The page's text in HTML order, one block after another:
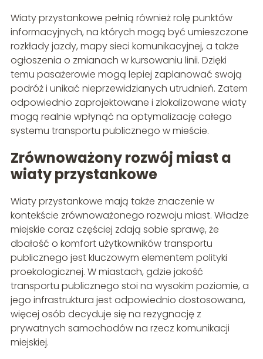
Wiaty przystankowe pełnią również rolę punktów
informacyjnych, na których mogą być umieszczone
rozkłady jazdy, mapy sieci komunikacyjnej, a także
ogłoszenia o zmianach w kursowaniu linii. Dzięki
temu pasażerowie mogą lepiej zaplanować swoją
podróż i unikać nieprzewidzianych utrudnień. Zatem
odpowiednio zaprojektowane i zlokalizowane wiaty
mogą realnie wpłynąć na optymalizację całego
systemu transportu publicznego w mieście.
Zrównoważony rozwój miast a
wiaty przystankowe
Wiaty przystankowe mają także znaczenie w
kontekście zrównoważonego rozwoju miast. Władze
miejskie coraz częściej zdają sobie sprawę, że
dbałość o komfort użytkowników transportu
publicznego jest kluczowym elementem polityki
proekologicznej. W miastach, gdzie jakość
transportu publicznego stoi na wysokim poziomie, a
jego infrastruktura jest odpowiednio dostosowana,
więcej osób decyduje się na rezygnację z
prywatnych samochodów na rzecz komunikacji
miejskiej.